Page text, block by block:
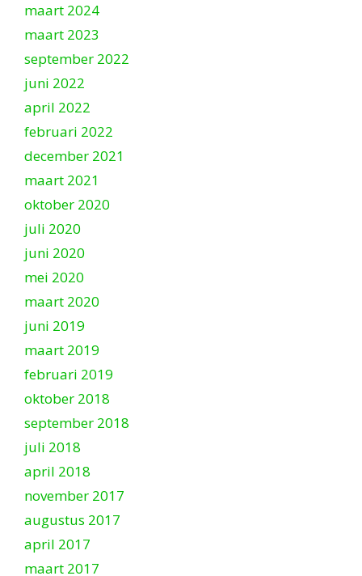
maart 2024
maart 2023
september 2022
juni 2022
april 2022
februari 2022
december 2021
maart 2021
oktober 2020
juli 2020
juni 2020
mei 2020
maart 2020
juni 2019
maart 2019
februari 2019
oktober 2018
september 2018
juli 2018
april 2018
november 2017
augustus 2017
april 2017
maart 2017